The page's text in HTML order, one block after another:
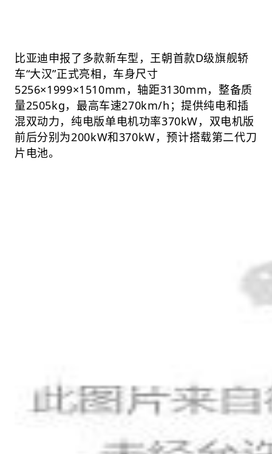
比亚迪申报了多款新车型，王朝首款D级旗舰轿
车“大汉”正式亮相，车身尺寸
5256×1999×1510mm，轴距3130mm，整备质
量2505kg，最高车速270km/h；提供纯电和插
混双动力，纯电版单电机功率370kW，双电机版
前后分别为200kW和370kW，预计搭载第二代刀
片电池。